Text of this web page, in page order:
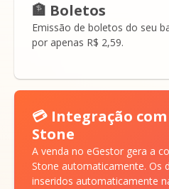
🏦 Boletos
Emissão de boletos do seu
por apenas R$ 2,59.
💳 Integração
Stone
A venda no eGestor gera a
Stone automaticamente. Os
inseridos automaticamente